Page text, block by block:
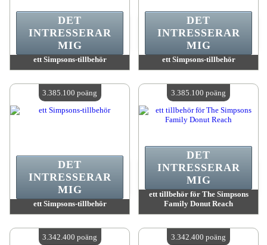
ett Simpsons-tillbehör
Antal tillgängliga:4
DET
INTRESSERAR
MIG
ett Simpsons-tillbehör
Antal tillgängliga:4
DET
INTRESSERAR
MIG
ett Simpsons-tillbehör
Antal tillgängliga:4
DET
INTRESSERAR
MIG
3.385.100 poäng
ett tillbehör för The Simpsons
Family Donut Reach
Antal tillgängliga:4
DET
INTRESSERAR
MIG
3.385.100 poäng
3.342.400 poäng 3.342.400 poäng